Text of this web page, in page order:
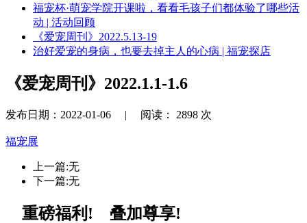
福宠杯·萌宠学院开课啦，看看毛孩子们都体验了哪些活
动 | 活动回顾
《爱宠周刊》2022.5.13-19
治好爱宠的身病，也要去掉主人的心病 | 福宠探店
《爱宠周刊》2022.1.1-1.6
发布日期：2022-01-06 | 阅读： 2898 次
福宠展
上一篇:无
下一篇:无
重磅福利! 叠加尊享!